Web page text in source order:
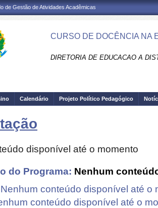
de Gestão de Atividades Acadêmicas
CURSO DE DOCÊNCIA NA
DIRETORIA DE EDUCACAO A
Calendário Projeto Político Pedagógico
disponível até o momento
do Programa: Nenhum
Nenhum conteúdo disponível até o
conteúdo disponível até o